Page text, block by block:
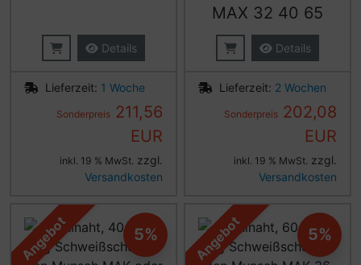
Details
Lieferzeit: 1 Woche
Sonderpreis 211,56
EUR
inkl. 19 % MwSt. zzgl.
Versandkosten
MAX 32 40 65
Details
Lieferzeit: 2 Wochen
Sonderpreis 202,08
EUR
inkl. 19 % MwSt. zzgl.
Versandkosten
Angebot 5% Angebot 5%